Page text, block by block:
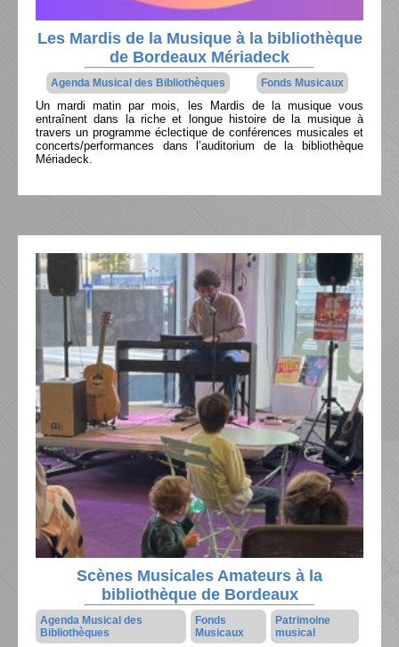
Les Mardis de la Musique à la bibliothèque
de Bordeaux Mériadeck
Agenda Musical des Bibliothèques Fonds Musicaux
Un mardi matin par mois, les Mardis de la musique vous
entraînent dans la riche et longue histoire de la musique à
travers un programme éclectique de conférences musicales et
concerts/performances dans l’auditorium de la bibliothèque
Mériadeck.
Scènes Musicales Amateurs à la
bibliothèque de Bordeaux
Agenda Musical des
Bibliothèques
Fonds
Musicaux
Patrimoine
musical